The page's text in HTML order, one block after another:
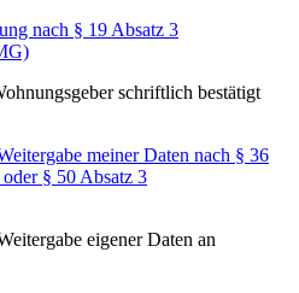
nach § 19 Absatz 3
schriftlich bestätigt
meiner Daten nach § 36
§ 50 Absatz 3
eigener Daten an